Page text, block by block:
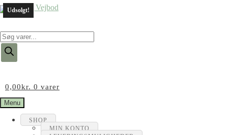
Products
search
0,00kr. 0 varer
Menu
SHOP
MIN KONTO
Udsolgt!